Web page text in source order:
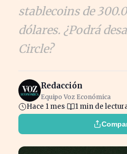
stablecoins de
dólares. ¿Podrá
Circle?
Redacción
Equipo Voz Económica
Hace 1 mes 1 min de